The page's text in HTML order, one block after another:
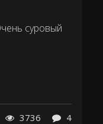
суровый
3736 4